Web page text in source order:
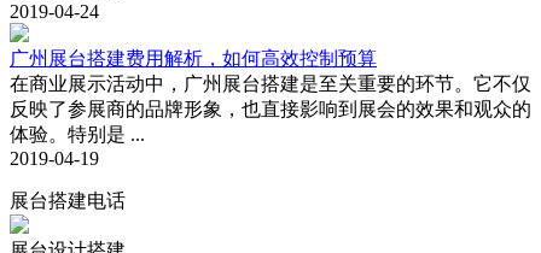
2019-04-24
广州展台搭建费用解析，如何高效控制预算
在商业展示活动中，广州展台搭建是至关重要的环节。它不仅
反映了参展商的品牌形象，也直接影响到展会的效果和观众的
体验。特别是 ...
2019-04-19
展台搭建电话